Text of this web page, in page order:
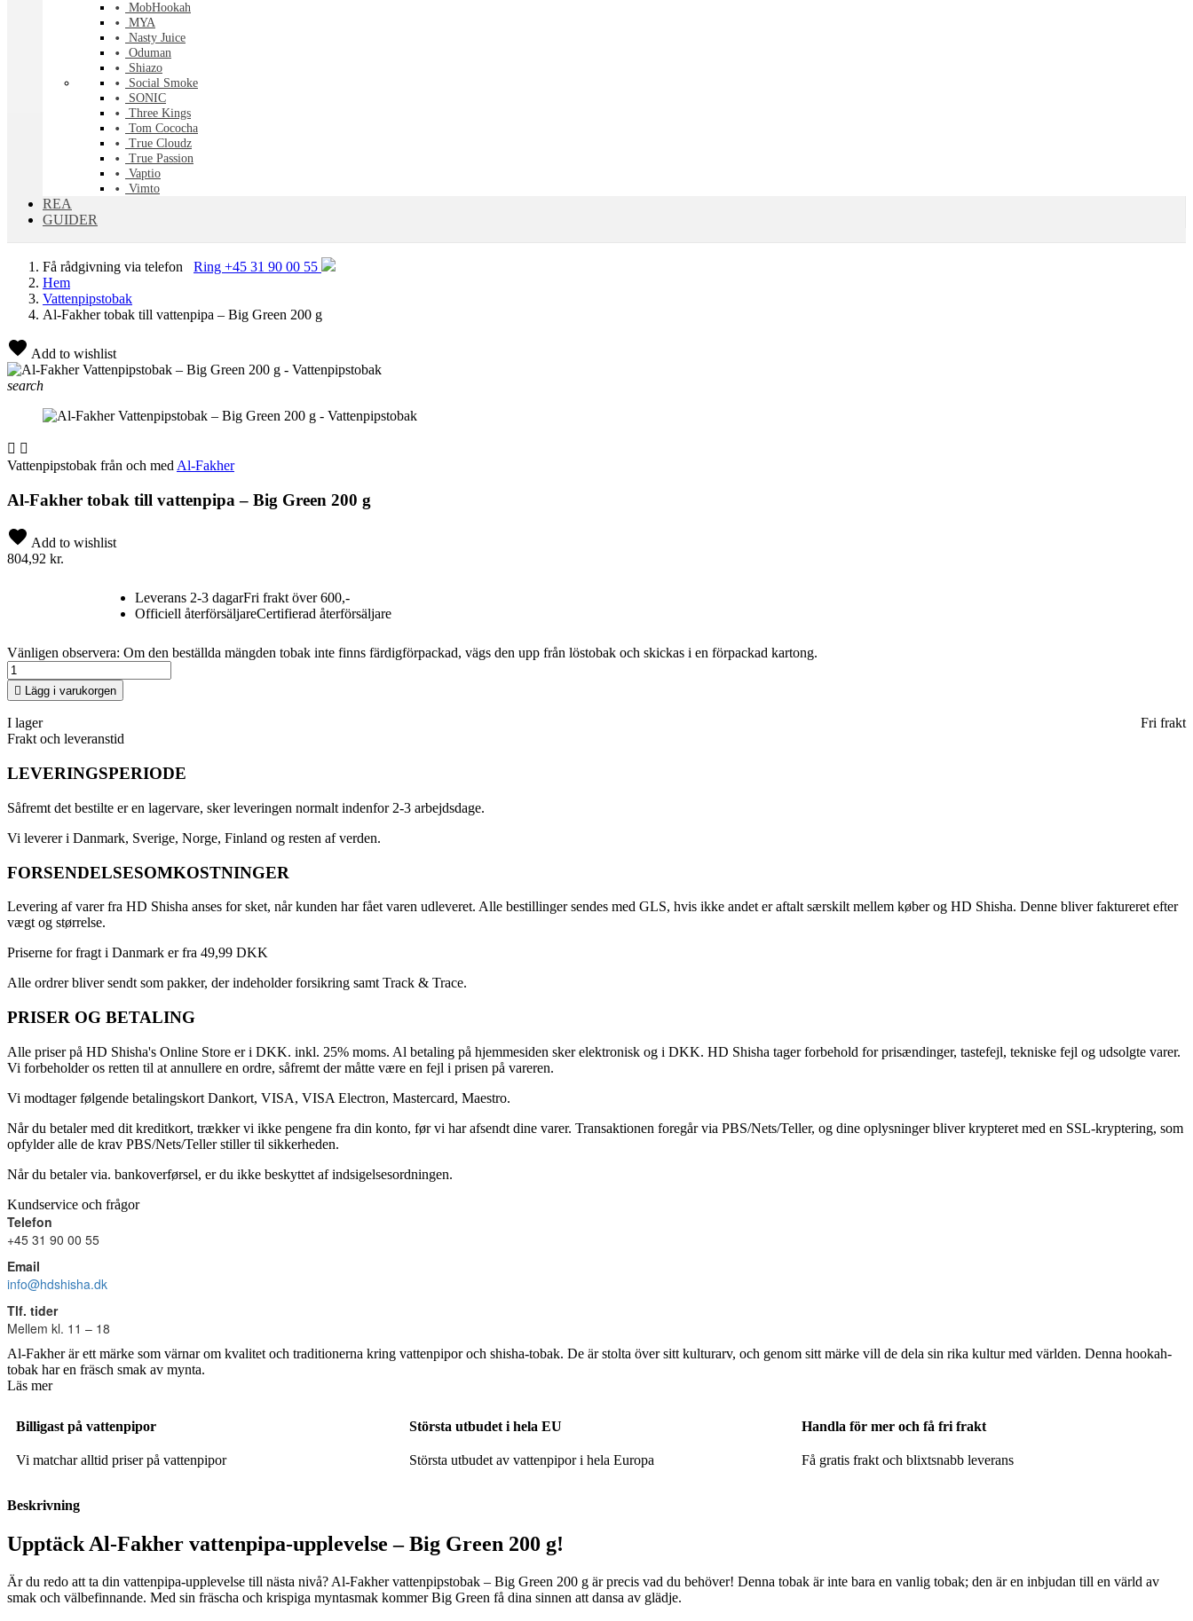
MobHookah
MYA
Nasty Juice
Oduman
Shiazo
Social Smoke
SONIC
Three Kings
Tom Cococha
True Cloudz
True Passion
Vaptio
Vimto
REA
GUIDER
Få rådgivning via telefon
Ring +45 31 90 00 55
Hem
Vattenpipstobak
Al-Fakher tobak till vattenpipa – Big Green 200 g
Add to wishlist
search
 
Vattenpipstobak från och med Al-Fakher
Al-Fakher tobak till vattenpipa – Big Green 200 g
Add to wishlist
804,92 kr.
Leverans 2-3 dagarFri frakt över 600,-
Officiell återförsäljareCertifierad återförsäljare
Vänligen observera: Om den beställda mängden tobak inte finns färdigförpackad, vägs den upp från löstobak och skickas i en förpackad kartong.
 Lägg i varukorgen
I lager
Fri frakt
Frakt och leveranstid
LEVERINGSPERIODE
Såfremt det bestilte er en lagervare, sker leveringen normalt indenfor 2-3 arbejdsdage.
Vi leverer i Danmark, Sverige, Norge, Finland og resten af verden.
FORSENDELSESOMKOSTNINGER
Levering af varer fra HD Shisha anses for sket, når kunden har fået varen udleveret. Alle bestillinger sendes med GLS, hvis ikke andet er aftalt særskilt mellem køber og HD Shisha. Denne bliver faktureret efter
vægt og størrelse.
Priserne for fragt i Danmark er fra 49,99 DKK
Alle ordrer bliver sendt som pakker, der indeholder forsikring samt Track & Trace.
PRISER OG BETALING
Alle priser på HD Shisha's Online Store er i DKK. inkl. 25% moms. Al betaling på hjemmesiden sker elektronisk og i DKK. HD Shisha tager forbehold for prisændinger, tastefejl, tekniske fejl og udsolgte varer.
Vi forbeholder os retten til at annullere en ordre, såfremt der måtte være en fejl i prisen på vareren.
Vi modtager følgende betalingskort Dankort, VISA, VISA Electron, Mastercard, Maestro.
Når du betaler med dit kreditkort, trækker vi ikke pengene fra din konto, før vi har afsendt dine varer. Transaktionen foregår via PBS/Nets/Teller, og dine oplysninger bliver krypteret med en SSL-kryptering, som
opfylder alle de krav PBS/Nets/Teller stiller til sikkerheden.
Når du betaler via. bankoverførsel, er du ikke beskyttet af indsigelsesordningen.
Kundservice och frågor
Telefon
+45 31 90 00 55
Email
info@hdshisha.dk
Tlf. tider
Mellem kl. 11 – 18
Al-Fakher är ett märke som värnar om kvalitet och traditionerna kring vattenpipor och shisha-tobak. De är stolta över sitt kulturarv, och genom sitt märke vill de dela sin rika kultur med världen. Denna hookah-
tobak har en fräsch smak av mynta.
Läs mer
Billigast på vattenpipor
Vi matchar alltid priser på vattenpipor
Största utbudet i hela EU
Största utbudet av vattenpipor i hela Europa
Handla för mer och få fri frakt
Få gratis frakt och blixtsnabb leverans
Beskrivning
Upptäck Al-Fakher vattenpipa-upplevelse – Big Green 200 g!
Är du redo att ta din vattenpipa-upplevelse till nästa nivå? Al-Fakher vattenpipstobak – Big Green 200 g är precis vad du behöver! Denna tobak är inte bara en vanlig tobak; den är en inbjudan till en värld av
smak och välbefinnande. Med sin fräscha och krispiga myntasmak kommer Big Green få dina sinnen att dansa av glädje.